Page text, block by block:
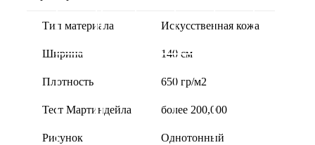
Тип материала Искусственная кожа
Ширина 140 см
Плотность 650 гр/м2
Тест Мартиндейла более 200,000
Рисунок Однотонный